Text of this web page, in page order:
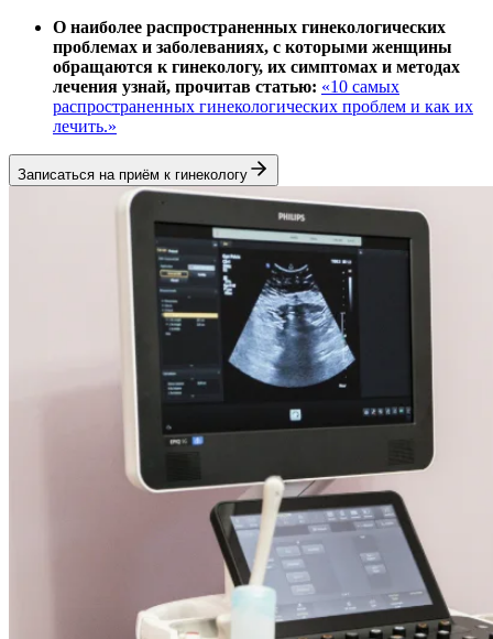
О наиболее распространенных гинекологических
проблемах и заболеваниях, с которыми женщины
обращаются к гинекологу, их симптомах и методах
лечения узнай, прочитав статью: «10 самых
распространенных гинекологических проблем и как их
лечить.»
Записаться на приём к гинекологу